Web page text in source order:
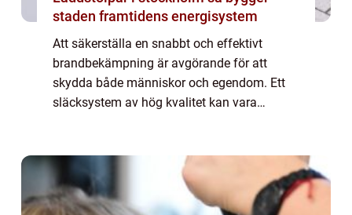
staden framtidens energisystem
Att säkerställa en snabbt och effektivt
brandbekämpning är avgörande för att
skydda både människor och egendom. Ett
släcksystem av hög kvalitet kan vara